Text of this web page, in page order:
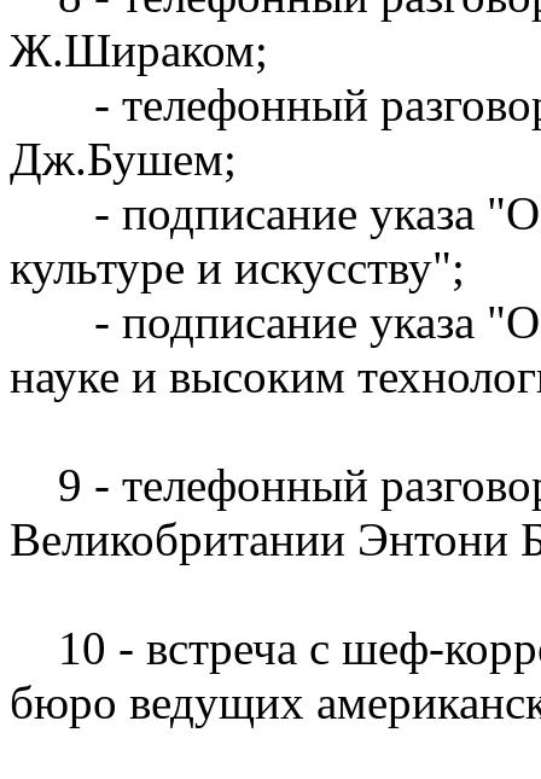
Ж.Шираком;
- телефонный
Дж.Бушем;
- подписание указа "О
культуре и искусству";
- подписание указа "О
науке и высоким
9 - телефонный
Великобритании Энтони
10 - встреча с шеф-
бюро ведущих